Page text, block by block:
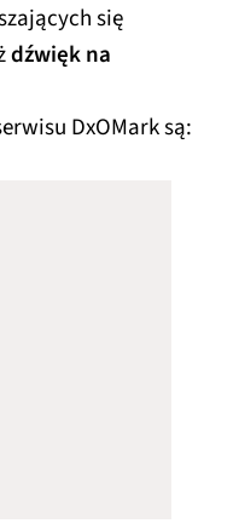
się
dźwięk na
DxOMark są: